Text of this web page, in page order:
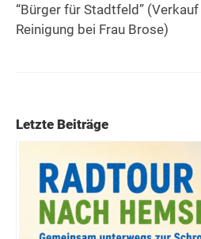
“Bürger für Stadtfeld”
Reinigung bei Frau Brose)
Letzte Beiträge